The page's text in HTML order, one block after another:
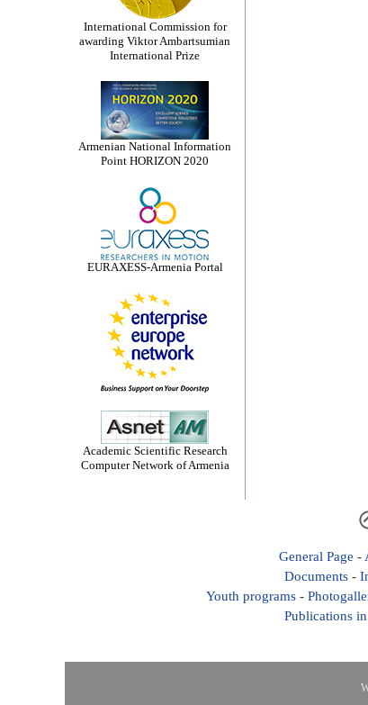
International Commission for
awarding Viktor Ambartsumian
International Prize
Armenian National Information
Point HORIZON 2020
EURAXESS-Armenia Portal
Academic Scientific Research
Computer Network of Armenia
General Page -
Documents-
Youth programs-
Publications in